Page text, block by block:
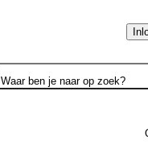
Waar ben je naar op zoek?